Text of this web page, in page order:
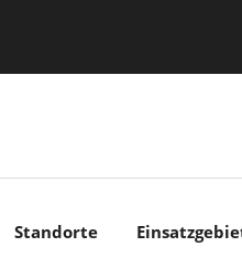
Standorte